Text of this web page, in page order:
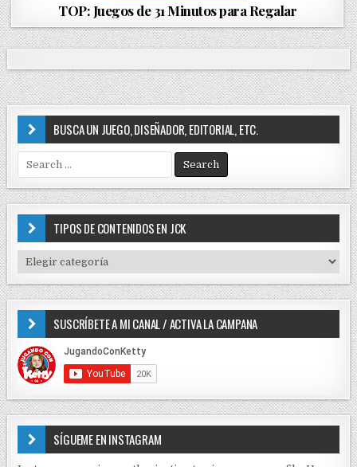
s
t
e
d
i
n
TOP: Juegos de 31 Minutos para Regalar
BUSCA UN JUEGO, DISEÑADOR, EDITORIAL, ETC.
e
a
r
f
r
:
TIPOS DE CONTENIDOS EN JCK
I
P
D
E
C
O
N
T
SUSCRÍBETE A MI CANAL / ACTIVA LA CAMPANA
SÍGUEME EN INSTAGRAM